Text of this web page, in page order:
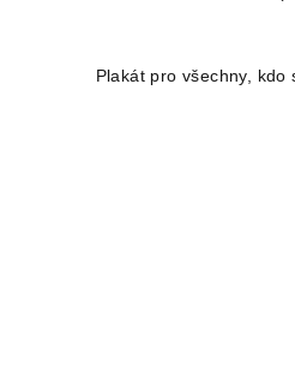
Plakát pro všechny, kdo